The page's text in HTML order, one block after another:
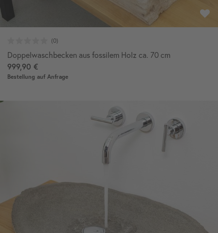
Doppelwaschbecken aus fossilem Holz ca. 70 cm
999,90 €
Bestellung auf Anfrage